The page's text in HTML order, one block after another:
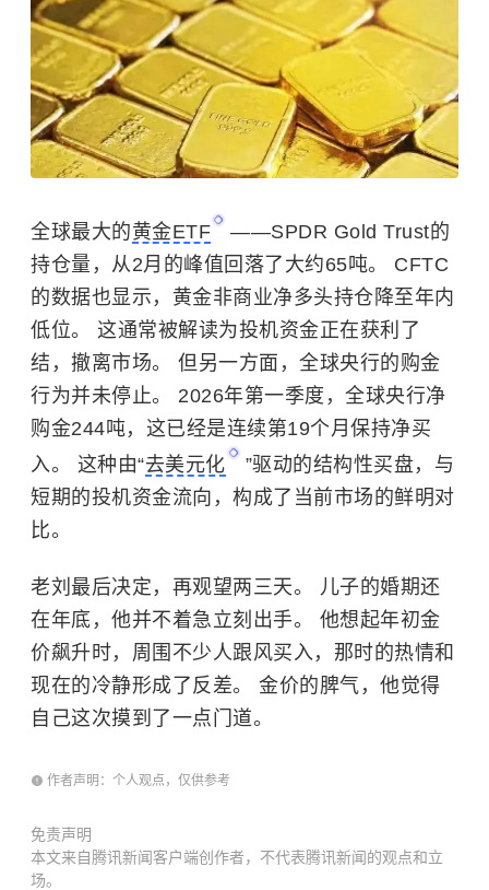
全球最大的黄金ETF
——SPDR Gold Trust的
持仓量，从2月的峰值回落了大约65吨。 CFTC
的数据也显示，黄金非商业净多头持仓降至年内
低位。 这通常被解读为投机资金正在获利了
结，撤离市场。 但另一方面，全球央行的购金
行为并未停止。 2026年第一季度，全球央行净
购金244吨，这已经是连续第19个月保持净买
入。 这种由“去美元化
”驱动的结构性买盘，与
短期的投机资金流向，构成了当前市场的鲜明对
比。
老刘最后决定，再观望两三天。 儿子的婚期还
在年底，他并不着急立刻出手。 他想起年初金
价飙升时，周围不少人跟风买入，那时的热情和
现在的冷静形成了反差。 金价的脾气，他觉得
自己这次摸到了一点门道。
作者声明：个人观点，仅供参考
免责声明
本文来自腾讯新闻客户端创作者，不代表腾讯新闻的观点和立
场。